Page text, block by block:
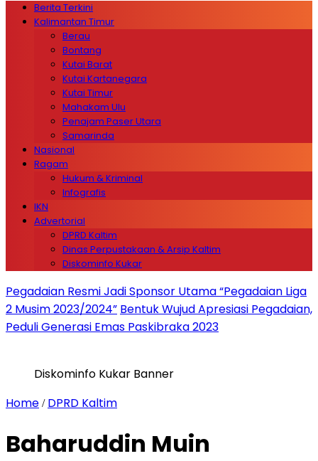
Berita Terkini
Kalimantan Timur
Berau
Bontang
Kutai Barat
Kutai Kartanegara
Kutai Timur
Mahakam Ulu
Penajam Paser Utara
Samarinda
Nasional
Ragam
Hukum & Kriminal
Infografis
IKN
Advertorial
DPRD Kaltim
Dinas Perpustakaan & Arsip Kaltim
Diskominfo Kukar
Pegadaian Resmi Jadi Sponsor Utama “Pegadaian Liga
2 Musim 2023/2024” Bentuk Wujud Apresiasi Pegadaian,
Peduli Generasi Emas Paskibraka 2023
Diskominfo Kukar Banner
Home / DPRD Kaltim
Baharuddin Muin